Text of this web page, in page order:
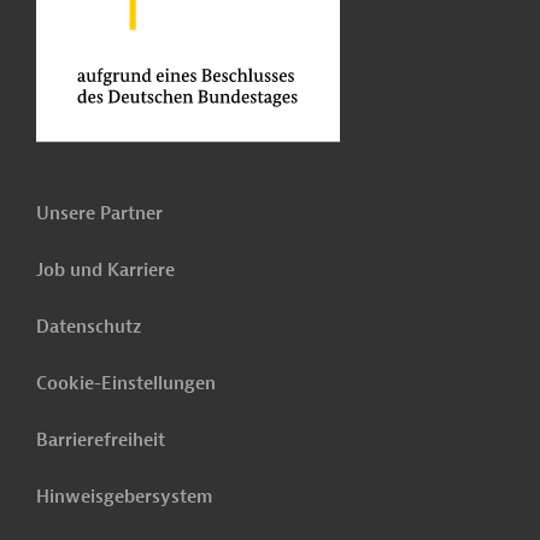
Unsere Partner
Job und Karriere
Datenschutz
Cookie-Einstellungen
Barrierefreiheit
Hinweisgebersystem